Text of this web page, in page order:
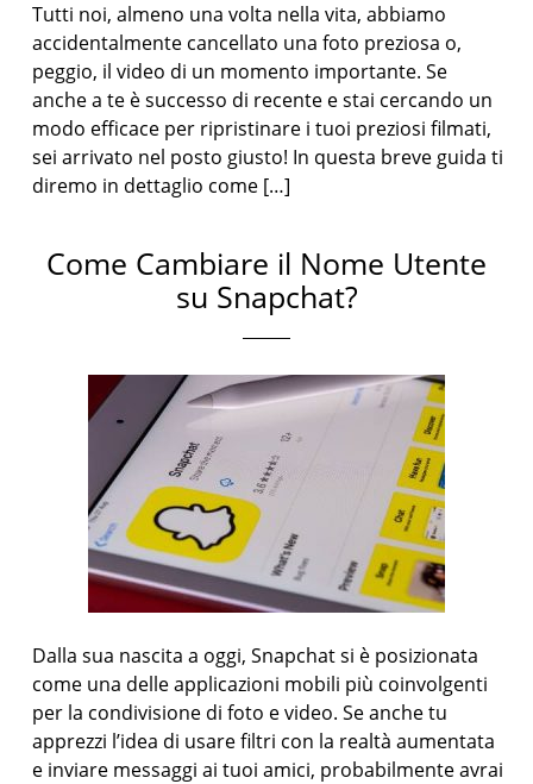
Tutti noi, almeno una volta nella vita, abbiamo
accidentalmente cancellato una foto preziosa o,
peggio, il video di un momento importante. Se
anche a te è successo di recente e stai cercando un
modo efficace per ripristinare i tuoi preziosi filmati,
sei arrivato nel posto giusto! In questa breve guida ti
diremo in dettaglio come […]
Come Cambiare il Nome Utente
su Snapchat?
Dalla sua nascita a oggi, Snapchat si è posizionata
come una delle applicazioni mobili più coinvolgenti
per la condivisione di foto e video. Se anche tu
apprezzi l’idea di usare filtri con la realtà aumentata
e inviare messaggi ai tuoi amici, probabilmente avrai